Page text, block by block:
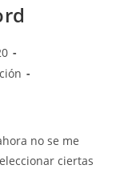
no se me
ciertas